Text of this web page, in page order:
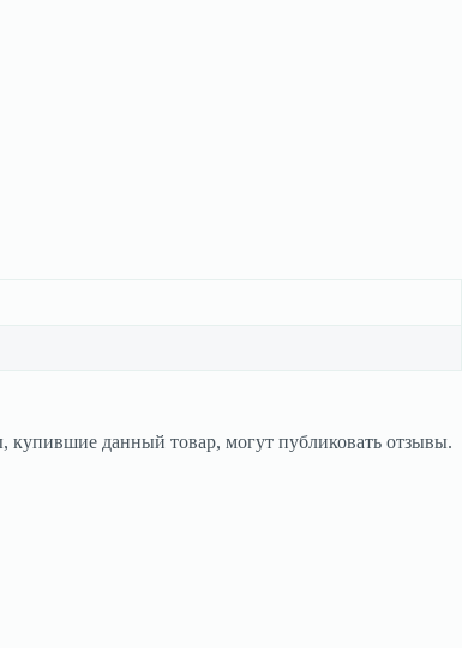
купившие данный товар, могут публиковать отзывы.